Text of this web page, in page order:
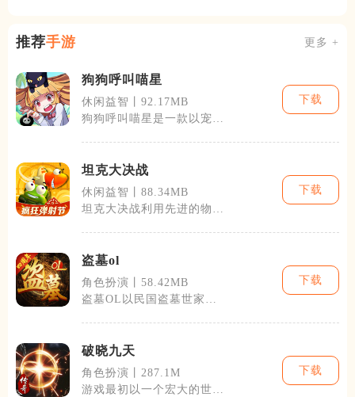
推荐手游 更多 +
狗狗呼叫喵星
休闲益智丨92.17MB
狗狗呼叫喵星是一款以宠物
下载
坦克大决战
休闲益智丨88.34MB
坦克大决战利用先进的物理
下载
盗墓ol
角色扮演丨58.42MB
盗墓OL以民国盗墓世家的
下载
破晓九天
角色扮演丨287.1M
游戏最初以一个宏大的世界
下载